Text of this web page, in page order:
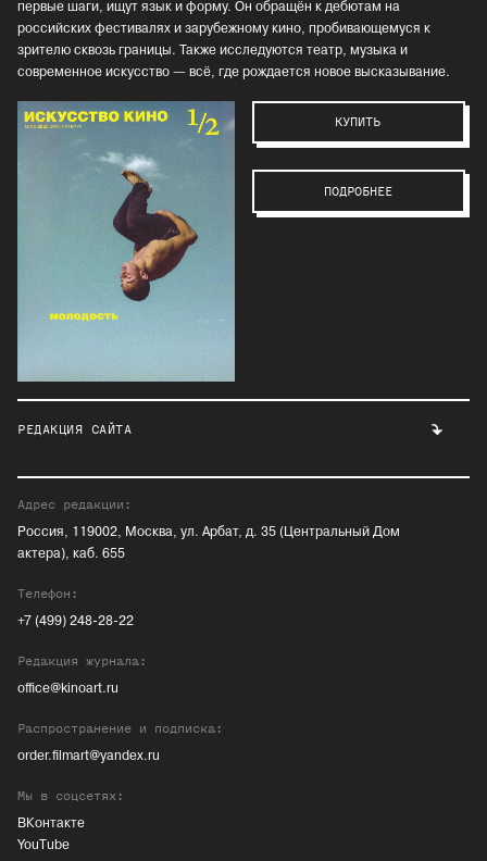
первые шаги, ищут язык и форму. Он обращён к дебютам на
российских фестивалях и зарубежному кино, пробивающемуся к
зрителю сквозь границы. Также исследуются театр, музыка и
современное искусство — всё, где рождается новое высказывание.
КУПИТЬ
ПОДРОБНЕЕ
РЕДАКЦИЯ САЙТА
Адрес редакции:
Россия, 119002, Москва, ул. Арбат, д. 35 (Центральный Дом
актера), каб. 655
Телефон:
+7 (499) 248-28-22
Редакция журнала:
office@kinoart.ru
Распространение и подписка:
order.filmart@yandex.ru
Мы в соцсетях:
ВКонтакте
YouTube